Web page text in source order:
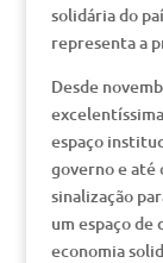
solidária do
representa a
Desde
espaço
governo e até
sinalização
um espaço
economia